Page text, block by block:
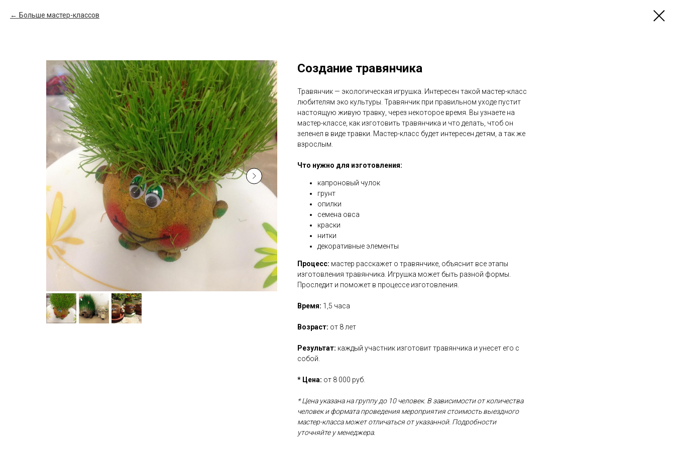
Больше мастер-классов
Создание травянчика
Травянчик — экологическая игрушка. Интересен такой мастер-класс
любителям эко культуры. Травянчик при правильном уходе пустит
настоящую живую травку, через некоторое время. Вы узнаете на
мастер-классе, как изготовить травянчика и что делать, чтоб он
зеленел в виде травки. Мастер-класс будет интересен детям, а так же
взрослым.
Что нужно для изготовления:
капроновый чулок
грунт
опилки
семена овса
краски
нитки
декоративные элементы
Процесс: мастер расскажет о травянчике, объяснит все этапы
изготовления травянчика. Игрушка может быть разной формы.
Проследит и поможет в процессе изготовления.
Время: 1,5 часа
Возраст: от 8 лет
Результат: каждый участник изготовит травянчика и унесет его с
собой.
* Цена: от 8 000 руб.
* Цена указана на группу до 10 человек. В зависимости от количества
человек и формата проведения мероприятия стоимость выездного
мастер-класса может отличаться от указанной. Подробности
уточняйте у менеджера.